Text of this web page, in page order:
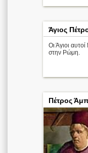
Άγιος
Οι Άγιοι
στην Ρώμη.
Πέτρος